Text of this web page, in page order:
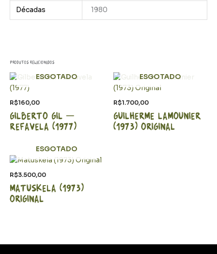
Décadas 1980
Produtos relacionados
ESGOTADO
R$160,00
Gilberto Gil –
Refavela (1977)
ESGOTADO
R$1.700,00
Guilherme Lamounier
(1973) Original
ESGOTADO
R$3.500,00
Matuskela (1973)
Original